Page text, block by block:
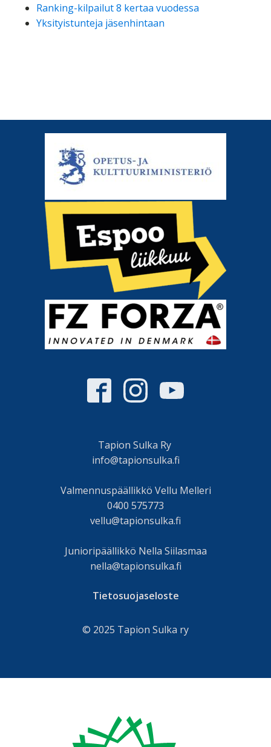
Ranking-kilpailut 8 kertaa vuodessa
Yksityistunteja jäsenhintaan
Tapion Sulka Ry
info@tapionsulka.fi
Valmennuspäällikkö Vellu Melleri
0400 575773
vellu@tapionsulka.fi
Junioripäällikkö Nella Siilasmaa
nella@tapionsulka.fi
Tietosuojaseloste
© 2025 Tapion Sulka ry